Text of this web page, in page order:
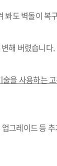
봐도 벽돌이 복
해 버렸습니다.
을 사용하는
그레이드 등